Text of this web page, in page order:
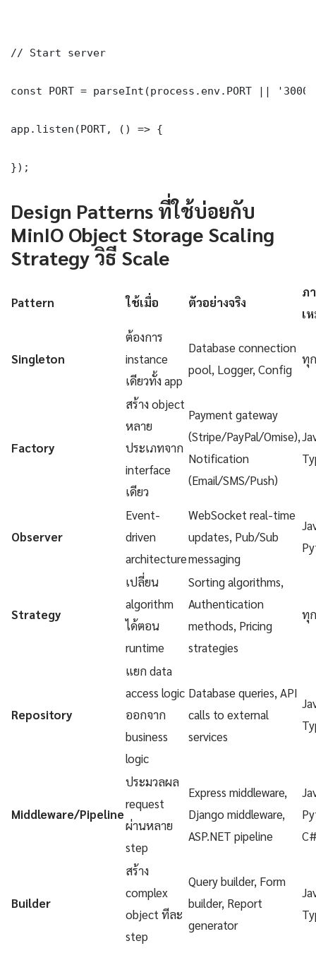
// Start server
const PORT = parseInt(process.env.PORT ||
app.listen(PORT, () => {
});
Design Patterns ที่ใช้บ่อยกับ
MinIO Object Storage Scaling
Strategy วิธี Scale
Pattern ใช้เมื่อ ตัวอย่างจริง
ภ
เ
Singleton
ต้องการ
instance
เดียวทั้ง app
Database connection
pool, Logger, Config
ทุ
Factory
สร้าง object
หลาย
ประเภทจาก
interface
เดียว
Payment gateway
(Stripe/PayPal/Omise),
Notification
(Email/SMS/Push)
Observer
Event-
driven
architecture
WebSocket real-time
updates, Pub/Sub
messaging
Strategy
เปลี่ยน
algorithm
ได้ตอน
runtime
Sorting algorithms,
Authentication
methods, Pricing
strategies
ทุ
Repository
แยก data
access logic
ออกจาก
business
logic
Database queries, API
calls to external
services
Middleware/Pipeline
ประมวลผล
request
ผ่านหลาย
step
Express middleware,
Django middleware,
ASP.NET pipeline
Builder
สร้าง
complex
object ทีละ
step
Query builder, Form
builder, Report
generator